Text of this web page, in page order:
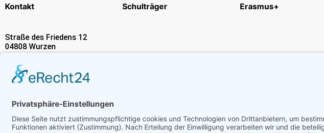
Kontakt
Straße des Friedens 12
04808 Wurzen
Email:
wurzen.de
Telefon:+49 (0) 3425 856960
Schulträger Erasmus+
© Berufliches Schulzentrum Wurzen 2025